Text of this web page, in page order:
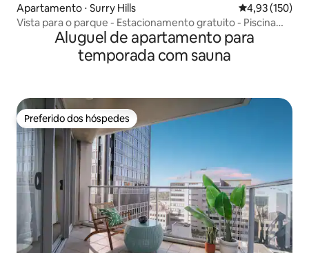
Apartamento ⋅ Surry Hills 4,93 de uma
4,93 (150)
Vista para o parque - Estacionamento gratuito - Piscina
Aluguel de apartamento para
temporada com sauna
Preferido dos hóspedes
Preferido dos hóspedes